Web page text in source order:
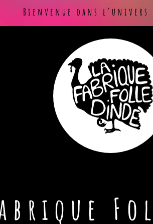
Bienvenue dans l'univers